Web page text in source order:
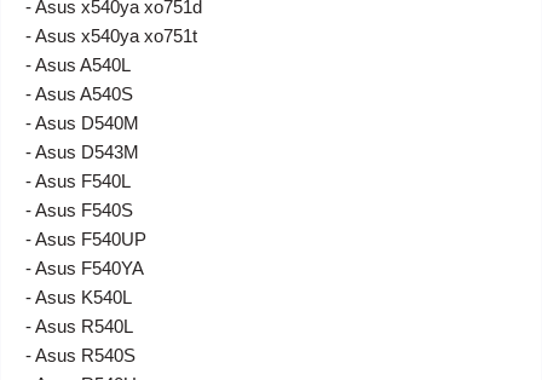
- Asus x540ya xo751d
- Asus x540ya xo751t
- Asus A540L
- Asus A540S
- Asus D540M
- Asus D543M
- Asus F540L
- Asus F540S
- Asus F540UP
- Asus F540YA
- Asus K540L
- Asus R540L
- Asus R540S